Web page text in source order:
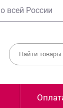
всей России